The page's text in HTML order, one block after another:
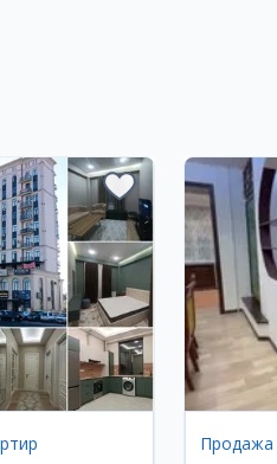
Продажа